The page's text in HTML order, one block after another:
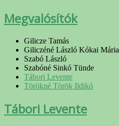
Megvalósítók
Gilicze Tamás
Giliczéné László Kókai Mária
Szabó László
Szabóné Sinkó Tünde
Tábori Levente
Törökné Török Ildikó
Tábori Levente